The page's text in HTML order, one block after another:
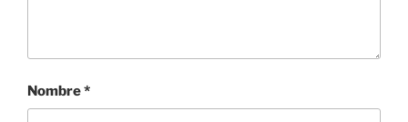
Nombre*